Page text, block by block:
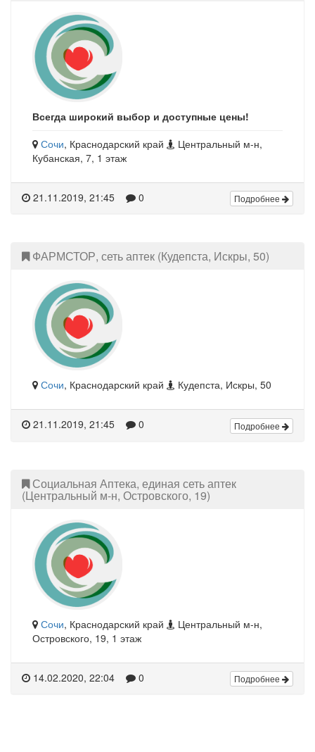
Всегда широкий выбор и доступные цены!
Сочи, Краснодарский край
Центральный м-н,
Кубанская, 7, 1 этаж
21.11.2019, 21:45 0 Подробнее
ФАРМСТОР, сеть аптек (Кудепста, Искры, 50)
Сочи, Краснодарский край Кудепста, Искры, 50
21.11.2019, 21:45 0 Подробнее
Социальная Аптека, единая сеть аптек
(Центральный м-н, Островского, 19)
Сочи, Краснодарский край
Центральный м-н,
Островского, 19, 1 этаж
14.02.2020, 22:04 0 Подробнее